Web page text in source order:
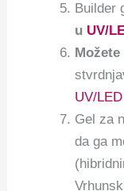
Builder
u UV/
UV/
Gel za
da ga